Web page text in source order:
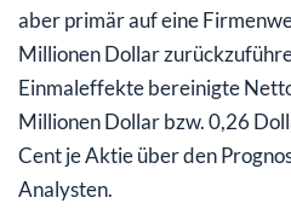
aber primär auf eine
Millionen Dollar
Einmaleffekte bereinigte
Millionen Dollar bzw. 0,26
Cent je Aktie über den
Analysten.